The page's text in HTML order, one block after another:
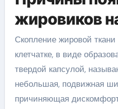
жировиков
Скопление жировой
клетчатке, в виде
твердой капсулой,
небольшая, подвижная
причиняющая